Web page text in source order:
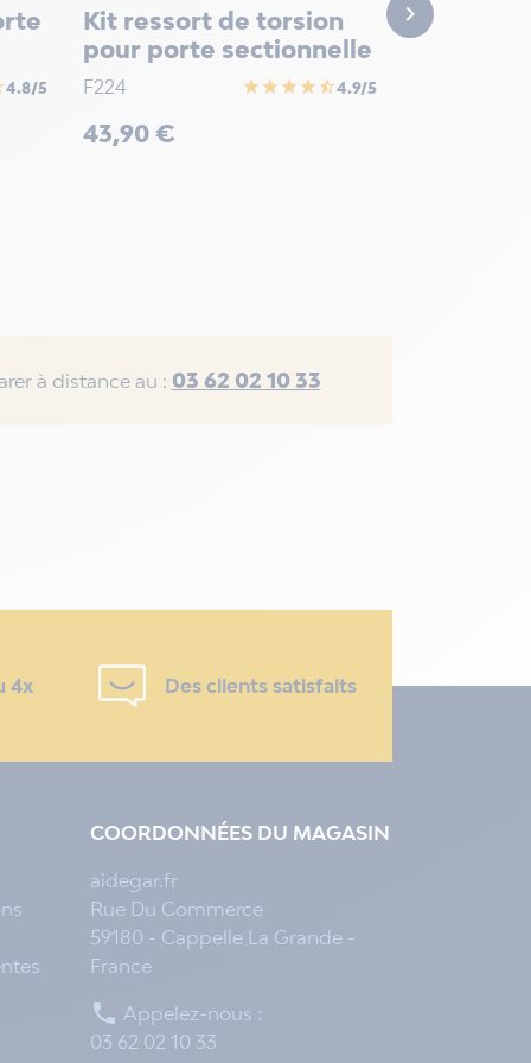
4.8/5
Kit ressort de torsion
pour porte sectionnelle
F224 star star star star star_half4.9/5
Prix
43,90 €
Prix
32,90 €

à distance au : 03 62 02 10 33
4x Des clients satisfaits
COORDONNÉES DU MAGASIN
aidegar.fr
Rue Du Commerce
59180 - Cappelle La Grande -
France
 Appelez-nous :
03 62 02 10 33